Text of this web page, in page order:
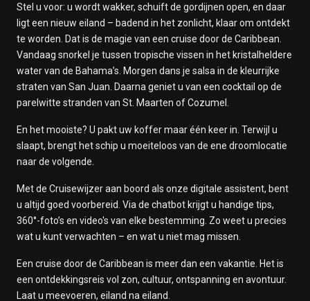
Stel u voor: u wordt wakker, schuift de gordijnen open, en daar
ligt een nieuw eiland – badend in het zonlicht, klaar om ontdekt
te worden. Dat is de magie van een cruise door de Caribbean.
Vandaag snorkel je tussen tropische vissen in het kristalheldere
water van de Bahama’s. Morgen dans je salsa in de kleurrijke
straten van San Juan. Daarna geniet u van een cocktail op de
parelwitte stranden van St. Maarten of Cozumel.
En het mooiste? U pakt uw koffer maar één keer in. Terwijl u
slaapt, brengt het schip u moeiteloos van de ene droomlocatie
naar de volgende.
Met de Cruisewijzer aan boord als onze digitale assistent, bent
u altijd goed voorbereid. Via de chatbot krijgt u handige tips,
360°-foto’s en video's van elke bestemming. Zo weet u precies
wat u kunt verwachten – en wat u niet mag missen.
Een cruise door de Caribbean is meer dan een vakantie. Het is
een ontdekkingsreis vol zon, cultuur, ontspanning en avontuur.
Laat u meevoeren, eiland na eiland.